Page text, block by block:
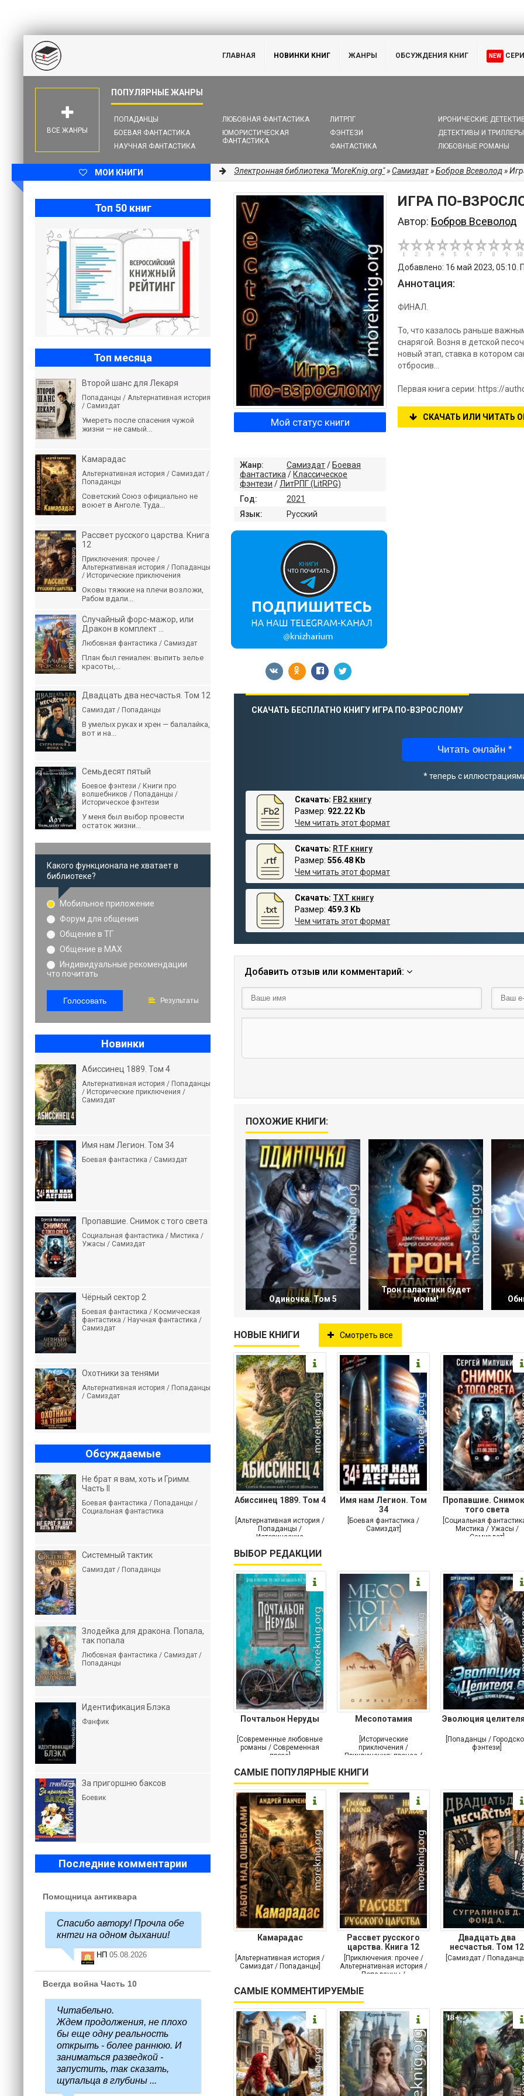
ГЛАВНАЯ НОВИНКИ КНИГ ЖАНРЫ ОБСУЖДЕНИЯ КНИГ NEW
ПОПАДАНЦЫ
БОЕВАЯ ФАНТАСТИКА
НАУЧНАЯ ФАНТАСТИКА
ЛЮБОВНАЯ ФАНТАСТИКА
ЮМОРИСТИЧЕСКАЯ
ФАНТАСТИКА
ЛИТРПГ
ФЭНТЕЗИ
ФАНТАСТИКА
ИРОНИЧЕСКИЕ
ДЕТЕКТИВЫ И ТРИЛЛЕРЫ
ЛЮБОВНЫЕ РОМАНЫ
ВСЕ ЖАНРЫ
МОИ КНИГИ Электронная библиотека "MoreKnig.org"»Самиздат»Бобров Всеволод»
ИГРА ПО-
Автор: Бобров Всеволод
Добавлено: 16 май 2023, 05:10.
Аннотация:
ФИНАЛ.
То, что казалось раньше
снарягой. Возня в детской
новый этап, ставка в котором
отбросив…
Первая книга серии: https://
СКАЧАТЬ ИЛИ ЧИТАТЬ
Мой статус книги
Жанр: Самиздат/Боевая
фантастика /Классическое
фэнтези / ЛитРПГ (LitRPG)
Год:
2021
Язык:
Русский
СКАЧАТЬ БЕСПЛАТНО КНИГУ ИГРА ПО-ВЗРОСЛОМУ
Читать онлайн *
* теперь с
Скачать: FB2 книгу
Размер: 922.22 Kb
Чем читать этот формат
Скачать: RTF книгу
Размер: 556.48 Kb
Чем читать этот формат
Скачать: TXT книгу
Размер: 459.3 Kb
Чем читать этот формат
Добавить отзыв или комментарий:
ПОХОЖИЕ КНИГИ:
Одиночка. Том 5
Трон галактики будет
моим!
НОВЫЕ КНИГИ Смотреть все
Абиссинец 1889. Том 4
[Альтернативная история /
Попаданцы /
Исторические
Имя нам Легион. Том
34
[Боевая фантастика /
Самиздат]
Пропавшие.
того света
[Социальная
Мистика / Ужасы /
Самиздат]
ВЫБОР РЕДАКЦИИ
Почтальон Неруды
[Современные любовные
романы / Современная
проза]
Месопотамия
[Исторические
приключения /
Приключения: прочее /
Историческая проза]
Эволюция
[Попаданцы /
фэнтези]
САМЫЕ ПОПУЛЯРНЫЕ КНИГИ
Камарадас
[Альтернативная история /
Самиздат / Попаданцы]
Рассвет русского
царства. Книга 12
[Приключения: прочее /
Альтернативная история /
Попаданцы /
приключения]
Двадцать два
несчастья. Том 12
[Самиздат /
САМЫЕ КОММЕНТИРУЕМЫЕ
Топ 50 книг
Топ месяца
Второй шанс для Лекаря
Попаданцы / Альтернативная история
/ Самиздат
Умереть после спасения чужой
жизни — не самый...
Камарадас
Альтернативная история / Самиздат /
Попаданцы
Советский Союз официально не
воюет в Анголе. Туда...
Рассвет русского царства. Книга
12
Приключения: прочее /
Альтернативная история / Попаданцы
/ Исторические приключения
Оковы тяжкие на плечи возложи,
Рабом вдали...
Случайный форс-мажор, или
Дракон в комплект ...
Любовная фантастика / Самиздат
План был гениален: выпить зелье
красоты,...
Двадцать два несчастья. Том 12
Самиздат / Попаданцы
В умелых руках и хрен — балалайка,
вот и на...
Семьдесят пятый
Боевое фэнтези / Книги про
волшебников / Попаданцы /
Историческое фэнтези
У меня был выбор провести
остаток жизни...
Какого функционала не хватает в
библиотеке?
Мобильное приложение
Форум для общения
Общение в ТГ
Общение в MAX
Индивидуальные рекомендации
что почитать
Голосовать Результаты
Новинки
Абиссинец 1889. Том 4
Альтернативная история / Попаданцы
/ Исторические приключения /
Самиздат
Имя нам Легион. Том 34
Боевая фантастика / Самиздат
Пропавшие. Снимок с того света
Социальная фантастика / Мистика /
Ужасы / Самиздат
Чёрный сектор 2
Боевая фантастика / Космическая
фантастика / Научная фантастика /
Самиздат
Охотники за тенями
Альтернативная история / Попаданцы
/ Самиздат
Обсуждаемые
Не брат я вам, хоть и Гримм.
Часть II
Боевая фантастика / Попаданцы /
Социальная фантастика
Системный тактик
Самиздат / Попаданцы
Злодейка для дракона. Попала,
так попала
Любовная фантастика / Самиздат /
Попаданцы
Идентификация Блэка
Фанфик
За пригоршню баксов
Боевик
Последние комментарии
Помощница антиквара
Спасибо автору! Прочла обе
кнтги на одном дыхании!
НП 05.08.2026
Всегда война Часть 10
Читабельно.
Ждем продолжения, не плохо
бы еще одну реальность
открыть - более раннюю. И
заниматься разведкой -
запустить, так сказать,
щупальца в глубины ...